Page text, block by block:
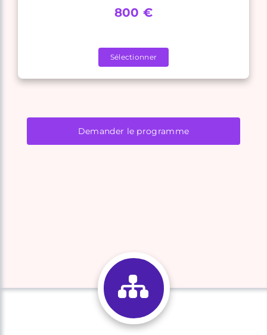
800 €
Sélectionner
Demander le programme